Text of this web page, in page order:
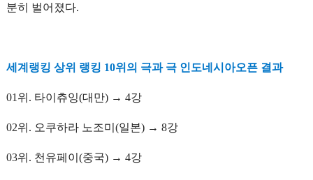
분히 벌어졌다.
세계랭킹 상위 랭킹 10위의 극과 극 인도네시아오픈 결과
01위. 타이츄잉(대만) → 4강
02위. 오쿠하라 노조미(일본) → 8강
03위. 천유페이(중국) → 4강